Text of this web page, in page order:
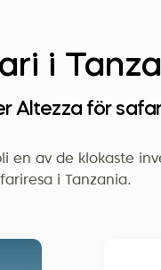
i
Altezza för
en av de klokaste
i Tanzania.